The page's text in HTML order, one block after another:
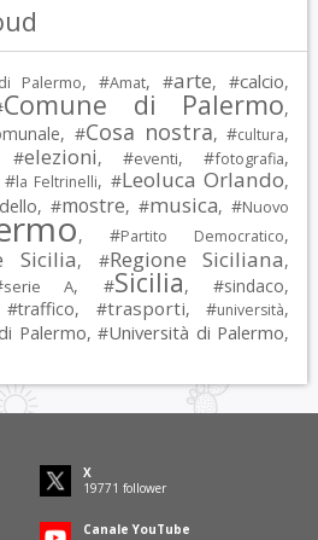
Palermo, #Amat, #arte, #calcio,
Comune di Palermo,
, #Cosa nostra, #cultura,
#elezioni, #eventi, #fotografia,
#la Feltrinelli, #Leoluca Orlando,
, #mostre, #musica, #Nuovo
, #Partito Democratico,
Sicilia, #Regione Siciliana,
serie A, #Sicilia, #sindaco,
traffico, #trasporti, #università,
Palermo, #Università di Palermo,
X
19771 follower
Canale YouTube